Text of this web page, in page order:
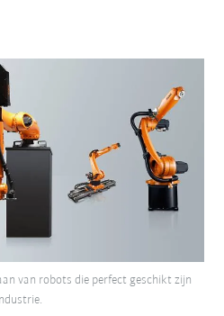
van robots die perfect geschikt zijn